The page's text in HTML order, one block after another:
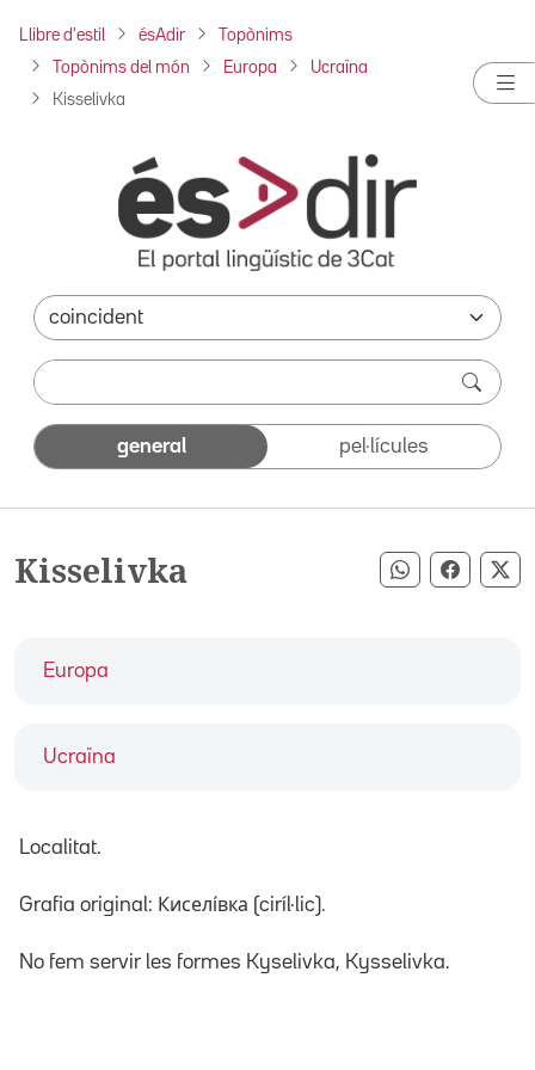
Llibre d'estil ésAdir Topònims
Topònims del món Europa Ucraïna
Kisselivka
general pel·lícules
Kisselivka Compartir
Europa
Ucraïna
Localitat.
Grafia original: Киселі́вка (ciríl·lic).
No fem servir les formes Kyselivka, Kysselivka.